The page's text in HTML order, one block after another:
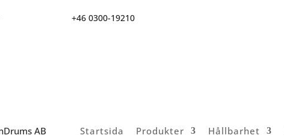
+46 0300-19210
Startsida Produkter Hållbarhet